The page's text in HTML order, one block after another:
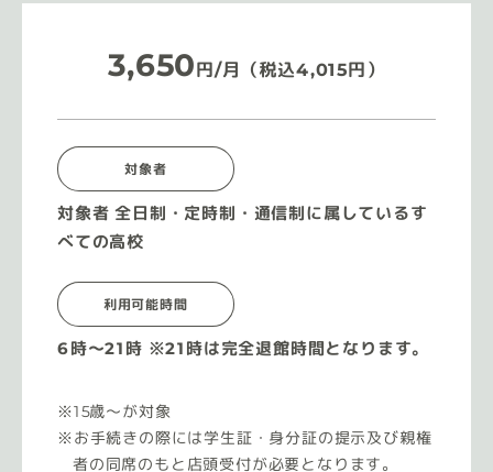
3,650円/月（税込4,015円）
対象者
対象者 全日制・定時制・通信制に属しているす
べての高校
利用可能時間
6時〜21時 ※21時は完全退館時間となります。
15歳〜が対象
お手続きの際には学生証・身分証の提示及び親権
者の同席のもと店頭受付が必要となります。